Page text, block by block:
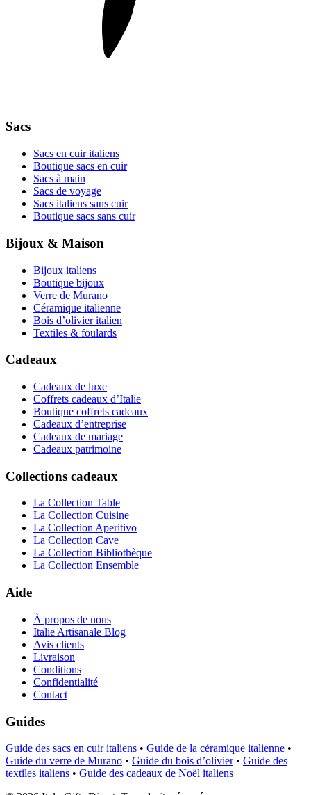
Sacs
Sacs en cuir italiens
Boutique sacs en cuir
Sacs à main
Sacs de voyage
Sacs italiens sans cuir
Boutique sacs sans cuir
Bijoux & Maison
Bijoux italiens
Boutique bijoux
Verre de Murano
Céramique italienne
Bois d’olivier italien
Textiles & foulards
Cadeaux
Cadeaux de luxe
Coffrets cadeaux d’Italie
Boutique coffrets cadeaux
Cadeaux d’entreprise
Cadeaux de mariage
Cadeaux patrimoine
Collections cadeaux
La Collection Table
La Collection Cuisine
La Collection Aperitivo
La Collection Cave
La Collection Bibliothèque
La Collection Ensemble
Aide
À propos de nous
Italie Artisanale Blog
Avis clients
Livraison
Conditions
Confidentialité
Contact
Guides
Guide des sacs en cuir italiens • Guide de la céramique italienne •
Guide du verre de Murano • Guide du bois d’olivier • Guide des
textiles italiens • Guide des cadeaux de Noël italiens